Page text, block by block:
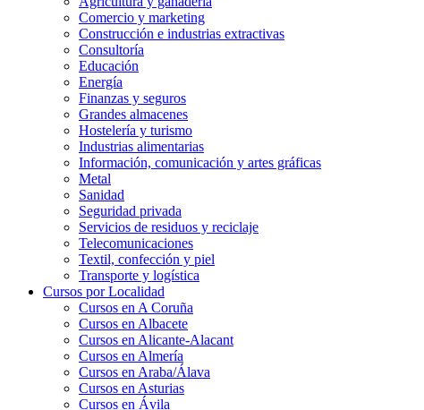
Comercio y marketing
Construcción e industrias extractivas
Consultoría
Educación
Energía
Finanzas y seguros
Grandes almacenes
Hostelería y turismo
Industrias alimentarias
Información, comunicación y artes gráficas
Metal
Sanidad
Seguridad privada
Servicios de residuos y reciclaje
Telecomunicaciones
Textil, confección y piel
Transporte y logística
Cursos por Localidad
Cursos en A Coruña
Cursos en Albacete
Cursos en Alicante-Alacant
Cursos en Almería
Cursos en Araba/Álava
Cursos en Asturias
Cursos en Ávila